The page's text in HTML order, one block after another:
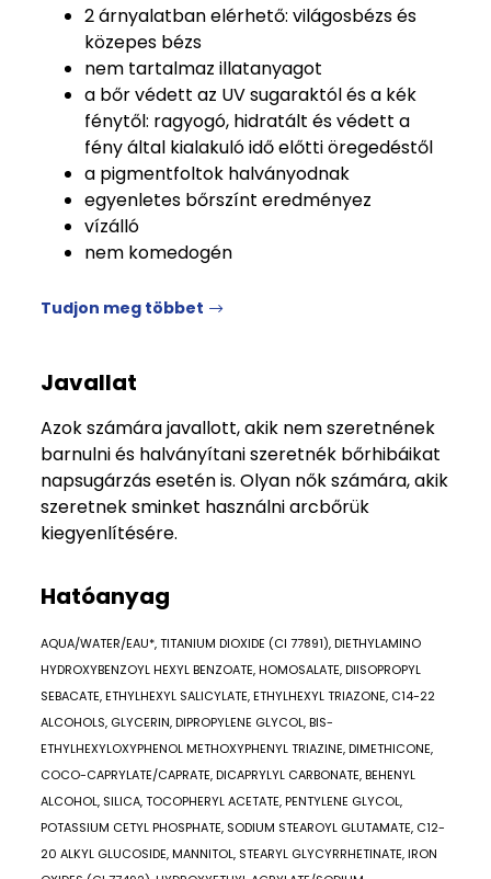
2 árnyalatban elérhető: világosbézs és
közepes bézs
nem tartalmaz illatanyagot
a bőr védett az UV sugaraktól és a kék
fénytől: ragyogó, hidratált és védett a
fény által kialakuló idő előtti öregedéstől
a pigmentfoltok halványodnak
egyenletes bőrszínt eredményez
vízálló
nem komedogén
Tudjon meg többet
Javallat
Azok számára javallott, akik nem szeretnének
barnulni és halványítani szeretnék bőrhibáikat
napsugárzás esetén is. Olyan nők számára, akik
szeretnek sminket használni arcbőrük
kiegyenlítésére.
Hatóanyag
AQUA/WATER/EAU*, TITANIUM DIOXIDE (CI 77891), DIETHYLAMINO
HYDROXYBENZOYL HEXYL BENZOATE, HOMOSALATE, DIISOPROPYL
SEBACATE, ETHYLHEXYL SALICYLATE, ETHYLHEXYL TRIAZONE, C14-22
ALCOHOLS, GLYCERIN, DIPROPYLENE GLYCOL, BIS-
ETHYLHEXYLOXYPHENOL METHOXYPHENYL TRIAZINE, DIMETHICONE,
COCO-CAPRYLATE/CAPRATE, DICAPRYLYL CARBONATE, BEHENYL
ALCOHOL, SILICA, TOCOPHERYL ACETATE, PENTYLENE GLYCOL,
POTASSIUM CETYL PHOSPHATE, SODIUM STEAROYL GLUTAMATE, C12-
20 ALKYL GLUCOSIDE, MANNITOL, STEARYL GLYCYRRHETINATE, IRON